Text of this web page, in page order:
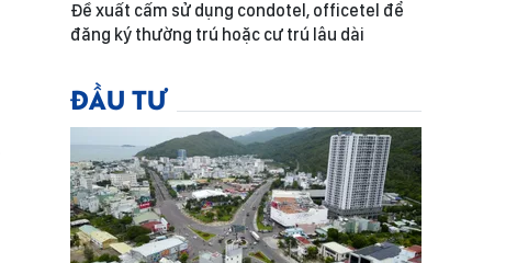
Đề xuất cấm sử dụng condotel, officetel để
đăng ký thường trú hoặc cư trú lâu dài
ĐẦU TƯ